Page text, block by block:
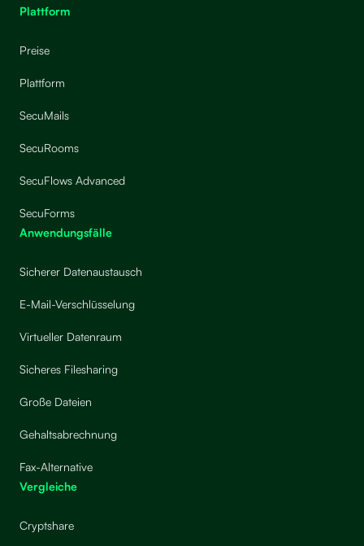
Plattform
Preise
Plattform
SecuMails
SecuRooms
SecuFlows Advanced
SecuForms
Anwendungsfälle
Sicherer Datenaustausch
E-Mail-Verschlüsselung
Virtueller Datenraum
Sicheres Filesharing
Große Dateien
Gehaltsabrechnung
Fax-Alternative
Vergleiche
Cryptshare